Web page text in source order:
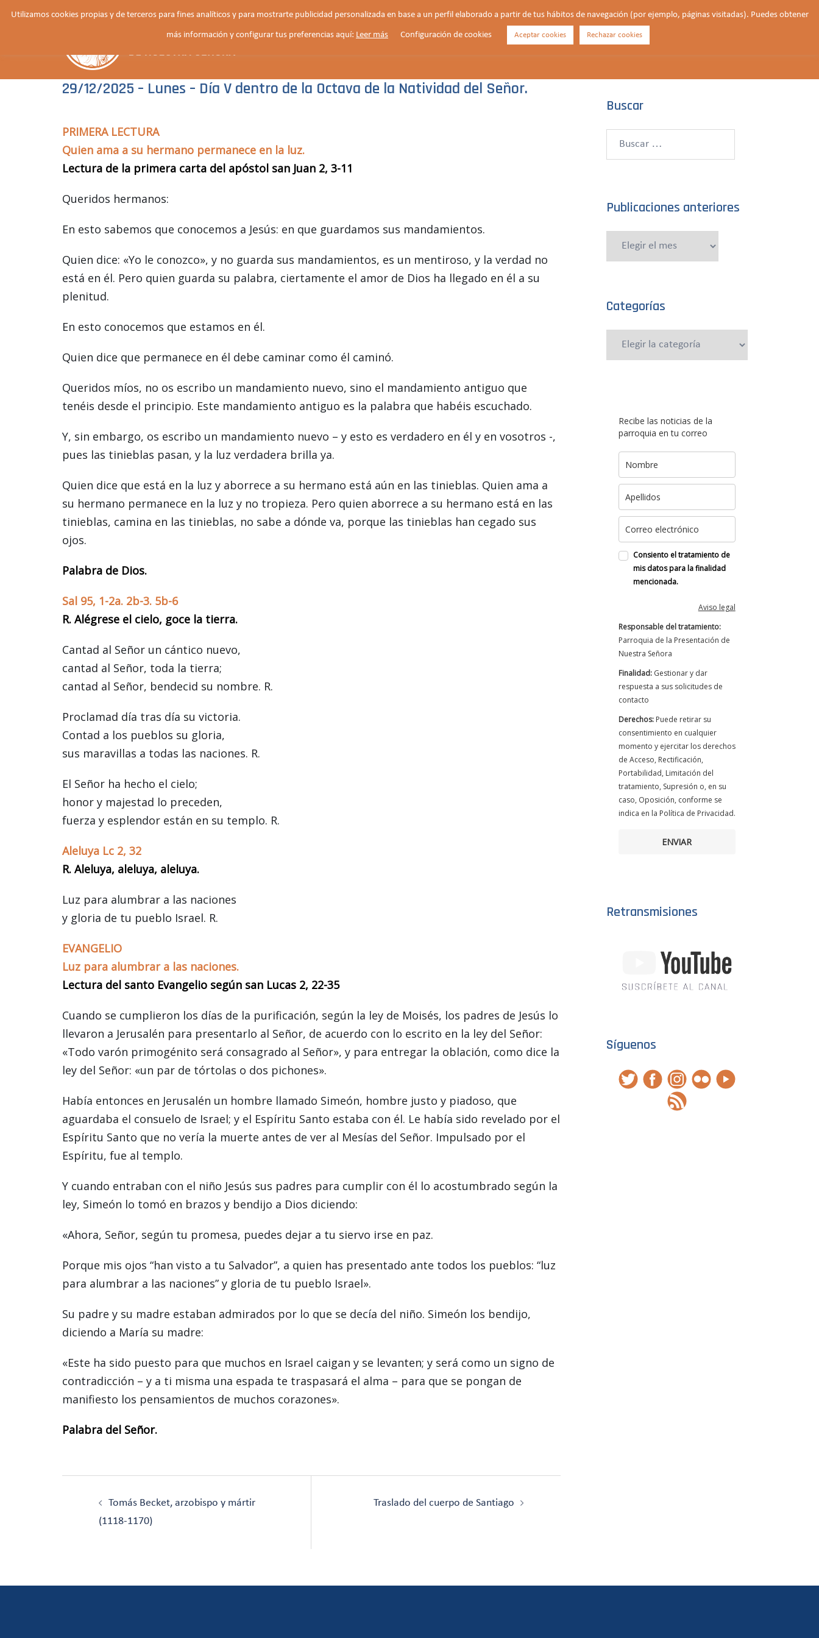
Saltar
HORARIOS VIDA PARROQUIAL NOTICIAS ¿QUIÉNES SOMOS?
29/12/2025 – Lunes – Día V dentro de la Octava de la Natividad del Señor.
PRIMERA LECTURA
Quien ama a su hermano permanece en la luz.
Lectura de la primera carta del apóstol san Juan 2, 3-11
Queridos hermanos:
En esto sabemos que conocemos a Jesús: en que guardamos sus mandamientos.
Quien dice: «Yo le conozco», y no guarda sus mandamientos, es un mentiroso, y la verdad no
está en él. Pero quien guarda su palabra, ciertamente el amor de Dios ha llegado en él a su
plenitud.
En esto conocemos que estamos en él.
Quien dice que permanece en él debe caminar como él caminó.
Queridos míos, no os escribo un mandamiento nuevo, sino el mandamiento antiguo que
tenéis desde el principio. Este mandamiento antiguo es la palabra que habéis escuchado.
Y, sin embargo, os escribo un mandamiento nuevo – y esto es verdadero en él y en vosotros -,
pues las tinieblas pasan, y la luz verdadera brilla ya.
Quien dice que está en la luz y aborrece a su hermano está aún en las tinieblas. Quien ama a
su hermano permanece en la luz y no tropieza. Pero quien aborrece a su hermano está en las
tinieblas, camina en las tinieblas, no sabe a dónde va, porque las tinieblas han cegado sus
ojos.
Palabra de Dios.
Sal 95, 1-2a. 2b-3. 5b-6
R. Alégrese el cielo, goce la tierra.
Cantad al Señor un cántico nuevo,
cantad al Señor, toda la tierra;
cantad al Señor, bendecid su nombre. R.
Proclamad día tras día su victoria.
Contad a los pueblos su gloria,
sus maravillas a todas las naciones. R.
El Señor ha hecho el cielo;
honor y majestad lo preceden,
fuerza y esplendor están en su templo. R.
Aleluya Lc 2, 32
R. Aleluya, aleluya, aleluya.
Luz para alumbrar a las naciones
y gloria de tu pueblo Israel. R.
EVANGELIO
Luz para alumbrar a las naciones.
Lectura del santo Evangelio según san Lucas 2, 22-35
Cuando se cumplieron los días de la purificación, según la ley de Moisés, los padres de Jesús lo
llevaron a Jerusalén para presentarlo al Señor, de acuerdo con lo escrito en la ley del Señor:
«Todo varón primogénito será consagrado al Señor», y para entregar la oblación, como dice la
ley del Señor: «un par de tórtolas o dos pichones».
Había entonces en Jerusalén un hombre llamado Simeón, hombre justo y piadoso, que
aguardaba el consuelo de Israel; y el Espíritu Santo estaba con él. Le había sido revelado por el
Espíritu Santo que no vería la muerte antes de ver al Mesías del Señor. Impulsado por el
Espíritu, fue al templo.
Y cuando entraban con el niño Jesús sus padres para cumplir con él lo acostumbrado según la
ley, Simeón lo tomó en brazos y bendijo a Dios diciendo:
«Ahora, Señor, según tu promesa, puedes dejar a tu siervo irse en paz.
Porque mis ojos “han visto a tu Salvador”, a quien has presentado ante todos los pueblos: “luz
para alumbrar a las naciones” y gloria de tu pueblo Israel».
Su padre y su madre estaban admirados por lo que se decía del niño. Simeón los bendijo,
diciendo a María su madre:
«Este ha sido puesto para que muchos en Israel caigan y se levanten; y será como un signo de
contradicción – y a ti misma una espada te traspasará el alma – para que se pongan de
manifiesto los pensamientos de muchos corazones».
Palabra del Señor.
entradas
Tomás Becket, arzobispo y mártir
(1118-1170)
Traslado del cuerpo de Santiago
Buscar
Buscar:
Publicaciones anteriores
Publicaciones
Categorías
Categorías
Recibe las noticias de la
parroquia en tu correo
Consiento el tratamiento de
mis datos para la finalidad
mencionada.
Aviso legal
Responsable del tratamiento:
Parroquia de la Presentación de
Nuestra Señora
Finalidad:Gestionar y dar
respuesta a sus solicitudes de
contacto
Derechos:Puede retirar su
consentimiento en cualquier
momento y ejercitar los derechos
de Acceso, Rectificación,
Portabilidad, Limitación del
tratamiento, Supresión o, en su
caso, Oposición, conforme se
indica en la Política de Privacidad.
ENVIAR
Retransmisiones
Síguenos
Utilizamos cookies propias y de terceros para fines analíticos y para mostrarte publicidad personalizada en base a un perfil elaborado a partir de tus hábitos de navegación (por ejemplo, páginas visitadas). Puedes obtener
más información y configurar tus preferencias aquí: Leer más Configuración de cookies Aceptar cookies Rechazar cookies